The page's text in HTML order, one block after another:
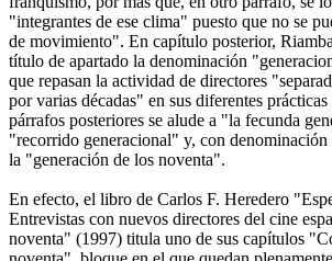
"integrantes de ese clima" puesto que no se
de movimiento". En capítulo posterior,
título de apartado la denominación
que repasan la actividad de directores
por varias décadas" en sus diferentes
párrafos posteriores se alude a "la fecunda
"recorrido generacional" y, con denominación
la "generación de los noventa".
En efecto, el libro de Carlos F. Heredero
Entrevistas con nuevos directores del cine
noventa" (1997) titula uno de sus capítulos